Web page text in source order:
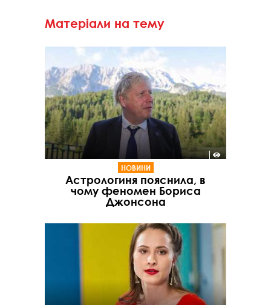
Матеріали на тему
НОВИНИ
Астрологиня пояснила, в
чому феномен Бориса
Джонсона